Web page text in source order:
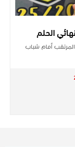
الحلم
أمام شباب